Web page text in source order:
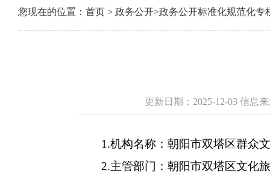
您现在的位置： 首页 > 政务公开>政务公开标准化规范化专
更新日期：2025-12-03 信息
1.机构名称：朝阳市双塔区群众
2.主管部门：朝阳市双塔区文化旅